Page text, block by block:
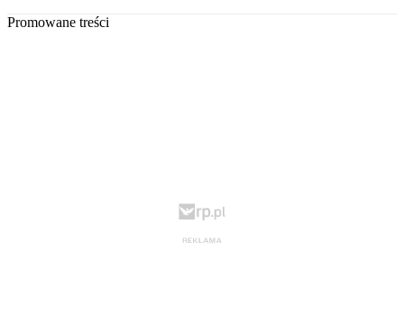
Promowane treści